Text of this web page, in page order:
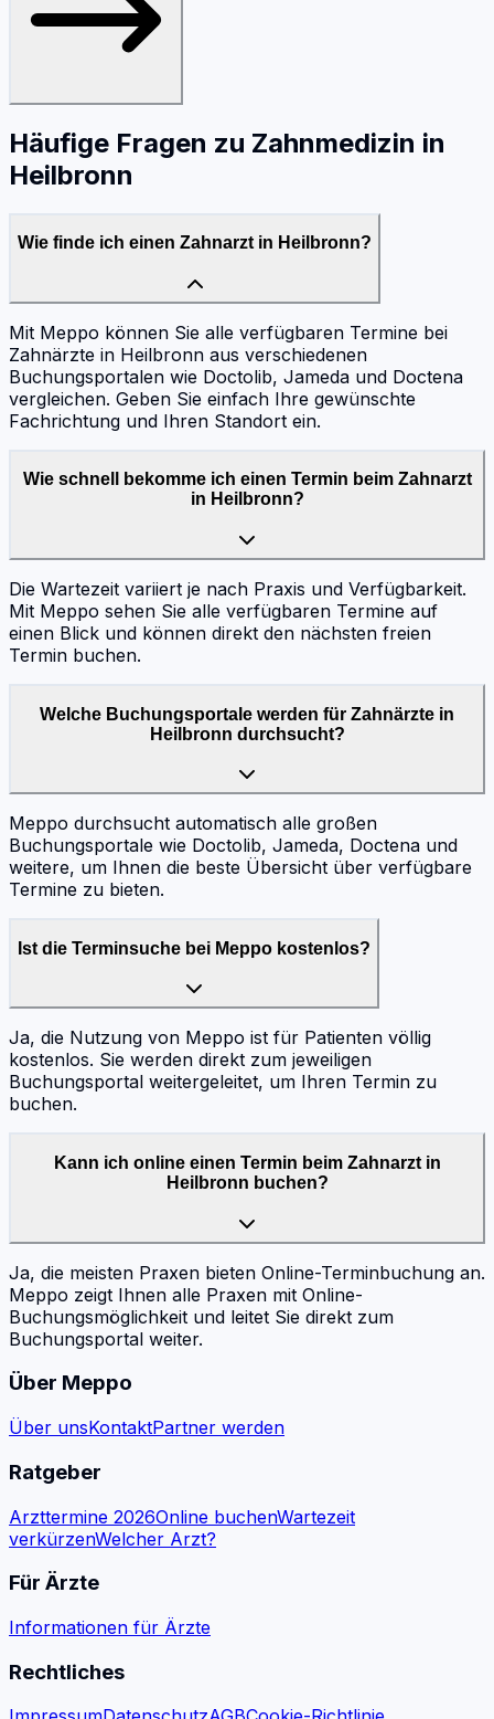
Häufige Fragen zu Zahnmedizin in
Heilbronn
Wie finde ich einen Zahnarzt in Heilbronn?
Mit Meppo können Sie alle verfügbaren Termine bei
Zahnärzte in Heilbronn aus verschiedenen
Buchungsportalen wie Doctolib, Jameda und Doctena
vergleichen. Geben Sie einfach Ihre gewünschte
Fachrichtung und Ihren Standort ein.
Wie schnell bekomme ich einen Termin beim Zahnarzt
in Heilbronn?
Die Wartezeit variiert je nach Praxis und Verfügbarkeit.
Mit Meppo sehen Sie alle verfügbaren Termine auf
einen Blick und können direkt den nächsten freien
Termin buchen.
Welche Buchungsportale werden für Zahnärzte in
Heilbronn durchsucht?
Meppo durchsucht automatisch alle großen
Buchungsportale wie Doctolib, Jameda, Doctena und
weitere, um Ihnen die beste Übersicht über verfügbare
Termine zu bieten.
Ist die Terminsuche bei Meppo kostenlos?
Ja, die Nutzung von Meppo ist für Patienten völlig
kostenlos. Sie werden direkt zum jeweiligen
Buchungsportal weitergeleitet, um Ihren Termin zu
buchen.
Kann ich online einen Termin beim Zahnarzt in
Heilbronn buchen?
Ja, die meisten Praxen bieten Online-Terminbuchung an.
Meppo zeigt Ihnen alle Praxen mit Online-
Buchungsmöglichkeit und leitet Sie direkt zum
Buchungsportal weiter.
Über Meppo
Über unsKontaktPartner werden
Ratgeber
Arzttermine 2026Online buchenWartezeit
verkürzenWelcher Arzt?
Für Ärzte
Informationen für Ärzte
Rechtliches